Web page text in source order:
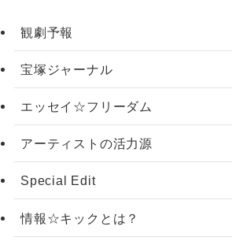
観劇予報
宝塚ジャーナル
エッセイ☆フリーダム
アーティストの活力源
Special Edit
情報☆キックとは？